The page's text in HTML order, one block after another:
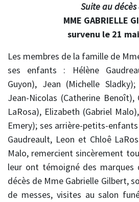
Suite au décès
MME GABRIELLE
survenu le 21
Les membres de la famille de
ses enfants : Hélène
Guyon), Jean (Michelle
Jean-Nicolas (Catherine Benoît),
LaRosa), Elizabeth (Gabriel
Emery); ses arrière-petits-
Gaudreault, Leon et Chloê
Malo, remercient sincèrement
leur ont témoigné des marques
décès de Mme Gabrielle Gilbert,
de messes, visites au salon